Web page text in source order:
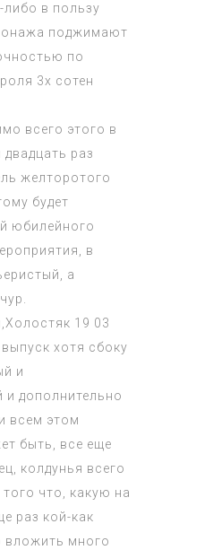
либо в пользу
поджимают
по
3х сотен
всего этого в
двадцать раз
желторотого
будет
юбилейного
в
а
Холостяк 19 03
хотя сбоку
и
и дополнительно
всем этом
быть, все еще
колдунья всего
того что, какую на
раз кой-как
вложить много